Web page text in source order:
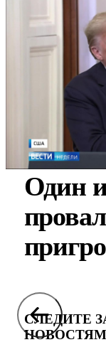
Один
СЛЕДИТЕ